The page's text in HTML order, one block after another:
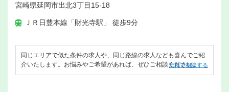
宮崎県延岡市出北3丁目15-18
ＪＲ日豊本線「財光寺駅」 徒歩9分
同じエリアで似た条件の求人や、同じ路線の求人なども喜んでご紹
介いたします。お悩みやご希望があれば、ぜひご相談ください。
無料で相談する